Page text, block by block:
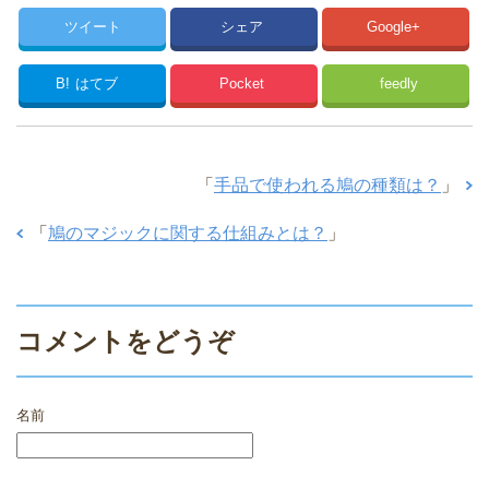
ツイート シェア Google+
B! はてブ Pocket feedly
「 手品で使われる鳩の種類は？ 」
「 鳩のマジックに関する仕組みとは？ 」
コメントをどうぞ
名前